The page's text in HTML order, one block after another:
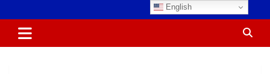
to
content
APTIKONS
English